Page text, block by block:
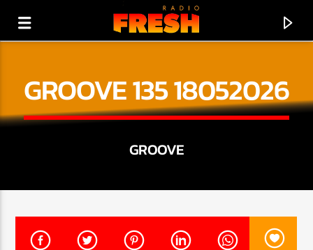
GROOVE 135 18052026
GROOVE